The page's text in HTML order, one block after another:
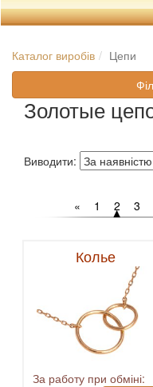
Каталог виробів
Цепи
Золотые
Виводити:
«
1 2 3
Колье
За работу при обміні: